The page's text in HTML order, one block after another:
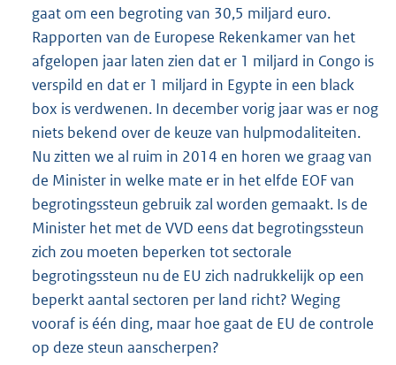
gaat om een begroting van 30,5 miljard euro.
Rapporten van de Europese Rekenkamer van het
afgelopen jaar laten zien dat er 1 miljard in Congo is
verspild en dat er 1 miljard in Egypte in een black
box is verdwenen. In december vorig jaar was er nog
niets bekend over de keuze van hulpmodaliteiten.
Nu zitten we al ruim in 2014 en horen we graag van
de Minister in welke mate er in het elfde EOF van
begrotingssteun gebruik zal worden gemaakt. Is de
Minister het met de VVD eens dat begrotingssteun
zich zou moeten beperken tot sectorale
begrotingssteun nu de EU zich nadrukkelijk op een
beperkt aantal sectoren per land richt? Weging
vooraf is één ding, maar hoe gaat de EU de controle
op deze steun aanscherpen?